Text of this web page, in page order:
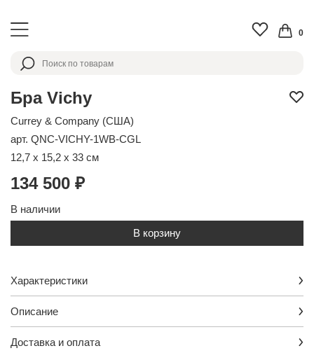
0
Бра Vichy
Currey & Company (США)
арт. QNC-VICHY-1WB-CGL
12,7 x 15,2 x 33 см
134 500 ₽
В наличии
В корзину
Характеристики
Описание
Доставка и оплата